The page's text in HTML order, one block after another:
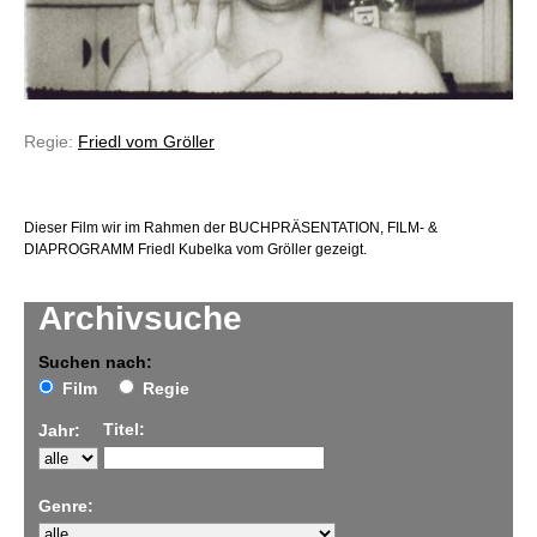
Archivsuche
Suchen nach:
Film
Regie
Jahr: Titel:
Genre:
Regie: Friedl vom Gröller
Dieser Film wir im Rahmen der BUCHPRÄSENTATION, FILM- &
DIAPROGRAMM Friedl Kubelka vom Gröller gezeigt.